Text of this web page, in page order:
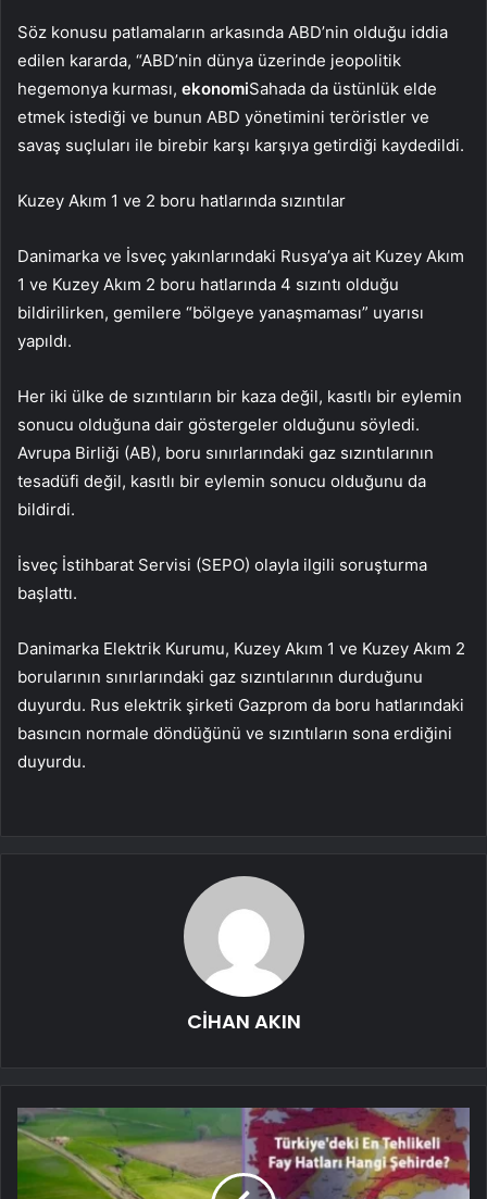
Söz konusu patlamaların arkasında ABD’nin olduğu iddia
edilen kararda, “ABD’nin dünya üzerinde jeopolitik
hegemonya kurması, ekonomiSahada da üstünlük elde
etmek istediği ve bunun ABD yönetimini teröristler ve
savaş suçluları ile birebir karşı karşıya getirdiği kaydedildi.
Kuzey Akım 1 ve 2 boru hatlarında sızıntılar
Danimarka ve İsveç yakınlarındaki Rusya’ya ait Kuzey Akım
1 ve Kuzey Akım 2 boru hatlarında 4 sızıntı olduğu
bildirilirken, gemilere “bölgeye yanaşmaması” uyarısı
yapıldı.
Her iki ülke de sızıntıların bir kaza değil, kasıtlı bir eylemin
sonucu olduğuna dair göstergeler olduğunu söyledi.
Avrupa Birliği (AB), boru sınırlarındaki gaz sızıntılarının
tesadüfi değil, kasıtlı bir eylemin sonucu olduğunu da
bildirdi.
İsveç İstihbarat Servisi (SEPO) olayla ilgili soruşturma
başlattı.
Danimarka Elektrik Kurumu, Kuzey Akım 1 ve Kuzey Akım 2
borularının sınırlarındaki gaz sızıntılarının durduğunu
duyurdu. Rus elektrik şirketi Gazprom da boru hatlarındaki
basıncın normale döndüğünü ve sızıntıların sona erdiğini
duyurdu.
CİHAN AKIN